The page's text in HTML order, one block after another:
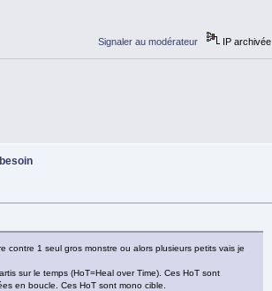
Signaler au modérateur IP archivée
contre 1 seul gros monstre ou alors plusieurs petits vais je
sur le temps (HoT=Heal over Time). Ces HoT sont
en boucle. Ces HoT sont mono cible.